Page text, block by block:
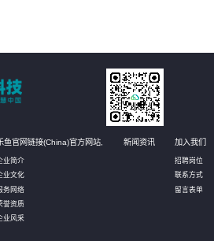
鱼官网链接(China)官方网站,
业简介
业文化
务网络
誉资质
业风采
新闻资讯 加入我们
招聘岗位
联系方式
留言表单